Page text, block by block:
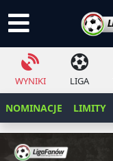
WYNIKI LIGA
NOMINACJE LIMITY